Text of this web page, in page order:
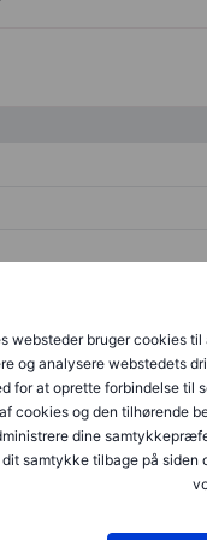
websteder bruger cookies
og analysere webstedets
for at oprette forbindelse til
cookies og den tilhørende
dine
samtykke tilbage på siden